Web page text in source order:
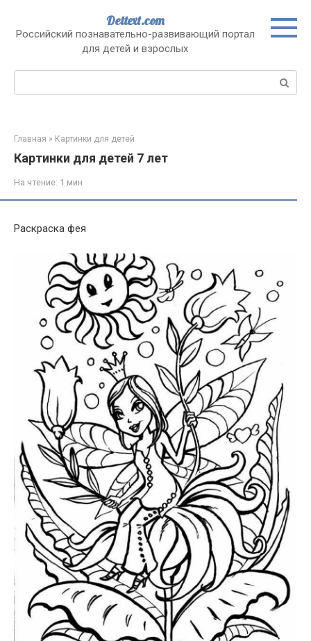
контенту
Dettext.com
Российский познавательно-развивающий портал
для детей и взрослых
Поиск:
Главная » Картинки для детей
Картинки для детей 7 лет
На чтение: 1 мин
Раскраска фея